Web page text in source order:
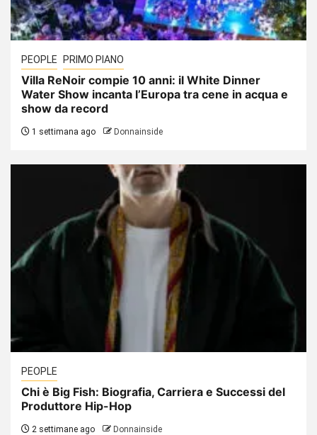
PEOPLE PRIMO PIANO
Villa ReNoir compie 10 anni: il White Dinner
Water Show incanta l’Europa tra cene in acqua e
show da record
1 settimana ago Donnainside
PEOPLE
Chi è Big Fish: Biografia, Carriera e Successi del
Produttore Hip-Hop
2 settimane ago Donnainside